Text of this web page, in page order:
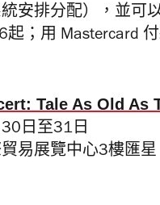
統安排分配），並
起；用 Mastercard
Tale As Old As
日至31日
易展覽中心3樓匯星